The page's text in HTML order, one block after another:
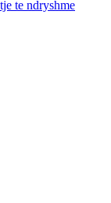
te ndryshme